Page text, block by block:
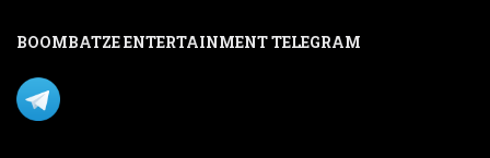
BOOMBATZE ENTERTAINMENT TELEGRAM